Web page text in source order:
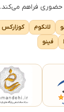
حضوری فراهم می‌کند.
لانکوم
کوزارکس
فینو